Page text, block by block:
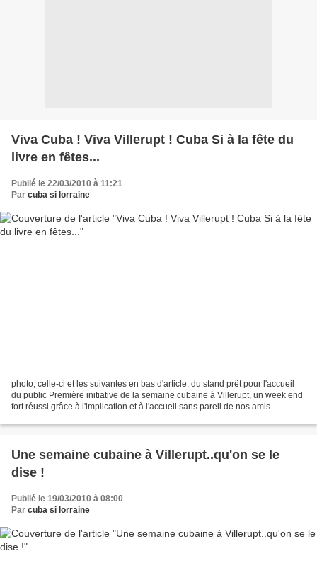
Viva Cuba ! Viva Villerupt ! Cuba Si à la fête du
livre en fêtes...
Publié le 22/03/2010 à 11:21
Par cuba si lorraine
photo, celle-ci et les suivantes en bas d'article, du stand prêt pour l'accueil
du public Première initiative de la semaine cubaine à Villerupt, un week end
fort réussi grâce à l'implication et à l'accueil sans pareil de nos amis
Une semaine cubaine à Villerupt..qu'on se le
dise !
Publié le 19/03/2010 à 08:00
Par cuba si lorraine